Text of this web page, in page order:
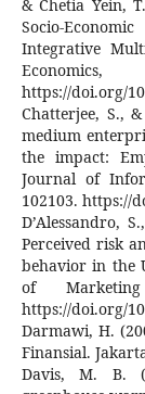
& Chetia Yein,
Socio-
Integrative
https://doi.org/
Chatterjee, S.,
medium
the impact:
Journal of
102103. https://
D’Alessandro,
Perceived risk
behavior in the
of
https://doi.org/
Darmawi, H.
Finansial.
Davis, M. B.